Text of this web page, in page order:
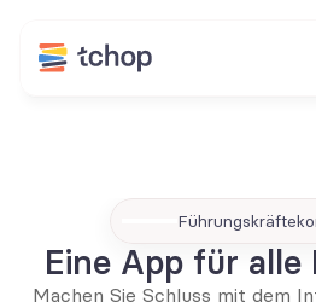
Eine App für alle
Machen Sie Schluss mit dem